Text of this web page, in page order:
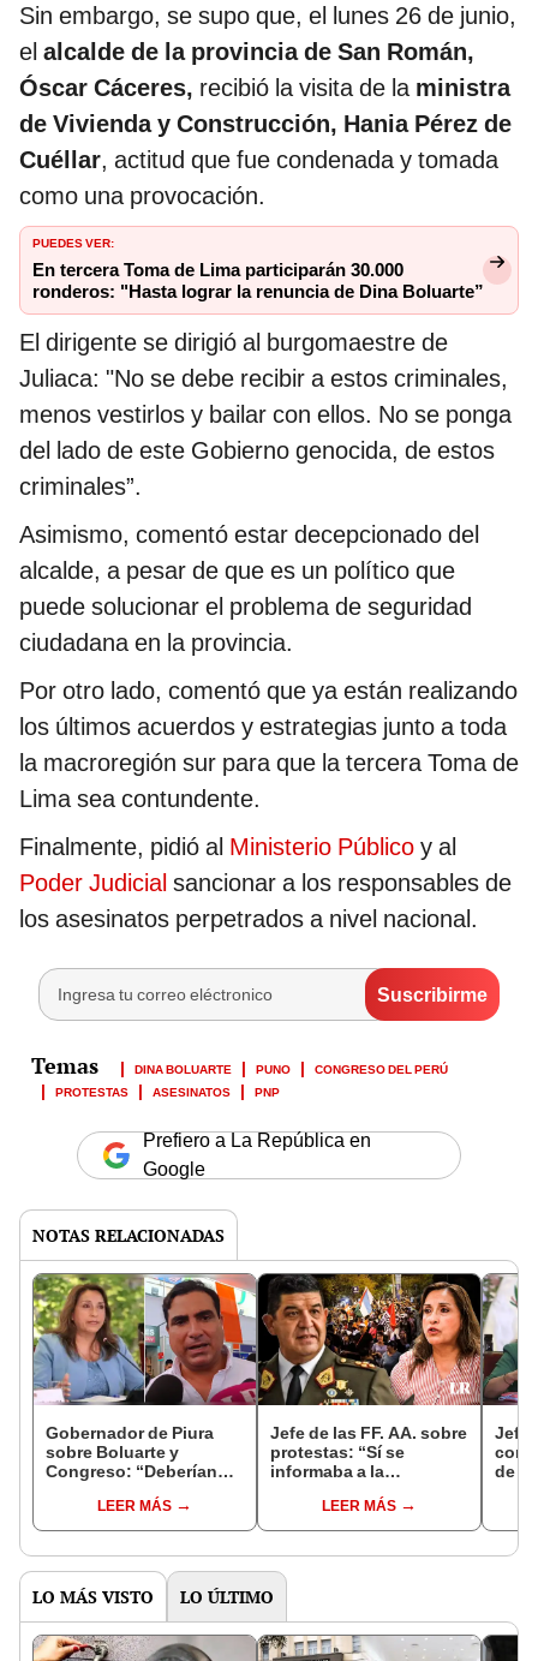
Sin embargo, se supo que, el lunes 26 de junio,
el alcalde de la provincia de San Román,
Óscar Cáceres, recibió la visita de la ministra
de Vivienda y Construcción, Hania Pérez de
Cuéllar, actitud que fue condenada y tomada
como una provocación.
PUEDES VER:
En tercera Toma de Lima participarán 30.000
ronderos: "Hasta lograr la renuncia de Dina Boluarte”
El dirigente se dirigió al burgomaestre de
Juliaca: "No se debe recibir a estos criminales,
menos vestirlos y bailar con ellos. No se ponga
del lado de este Gobierno genocida, de estos
criminales”.
Asimismo, comentó estar decepcionado del
alcalde, a pesar de que es un político que
puede solucionar el problema de seguridad
ciudadana en la provincia.
Por otro lado, comentó que ya están realizando
los últimos acuerdos y estrategias junto a toda
la macroregión sur para que la tercera Toma de
Lima sea contundente.
Finalmente, pidió al Ministerio Público y al
Poder Judicial sancionar a los responsables de
los asesinatos perpetrados a nivel nacional.
DINA BOLUARTE PUNO
CONGRESO DEL PERÚ
PROTESTAS
ASESINATOS PNP
Prefiero a La República en
Google
NOTAS RELACIONADAS
Gobernador de Piura
sobre Boluarte y
Congreso: “Deberían
lado y poner al Perú
primero”
LEER MÁS
Jefe de las FF. AA. sobre
protestas: “Sí se
informaba a la
acciones militares"
LEER MÁS
Jefe
de
LO MÁS VISTO LO ÚLTIMO